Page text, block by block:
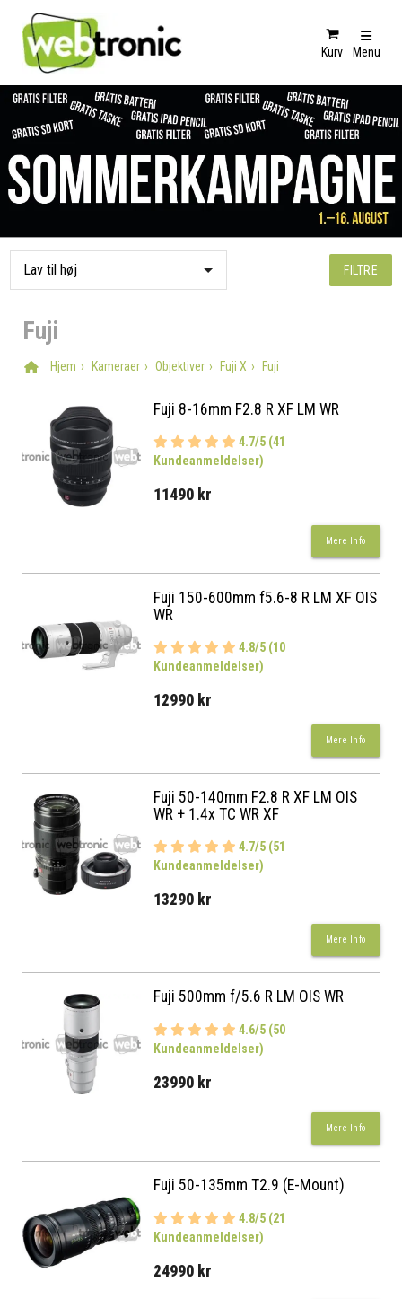
Kurv Menu
FILTRE
Fuji
Hjem Kameraer Objektiver Fuji X Fuji
Fuji 8-16mm F2.8 R XF LM WR
4.7/5 (41
Kundeanmeldelser)
11490 kr
Mere Info
Fuji 150-600mm f5.6-8 R LM XF OIS
WR
4.8/5 (10
Kundeanmeldelser)
12990 kr
Mere Info
Fuji 50-140mm F2.8 R XF LM OIS
WR + 1.4x TC WR XF
4.7/5 (51
Kundeanmeldelser)
13290 kr
Mere Info
Fuji 500mm f/5.6 R LM OIS WR
4.6/5 (50
Kundeanmeldelser)
23990 kr
Mere Info
Fuji 50-135mm T2.9 (E-Mount)
4.8/5 (21
Kundeanmeldelser)
24990 kr